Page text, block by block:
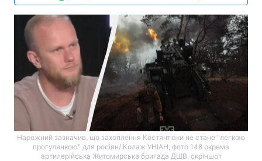
Нарожний зазначив, що захоплення Костянтівки не стане "легкою
прогулянкою" для росіян/ Колаж УНІАН, фото 148 окрема
артилерійська Житомирська бригада ДШВ, скріншот